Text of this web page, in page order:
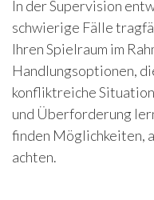
In der Supervision
schwierige Fälle
Ihren Spielraum im
Handlungsoptionen,
konfliktreiche
und Überforderung
finden Möglichkeiten,
achten.